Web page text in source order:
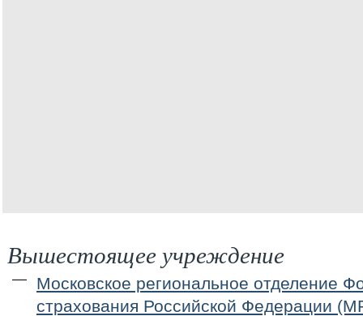
Вышестоящее учреждение
Московское региональное отделение
страхования Российской Федерации